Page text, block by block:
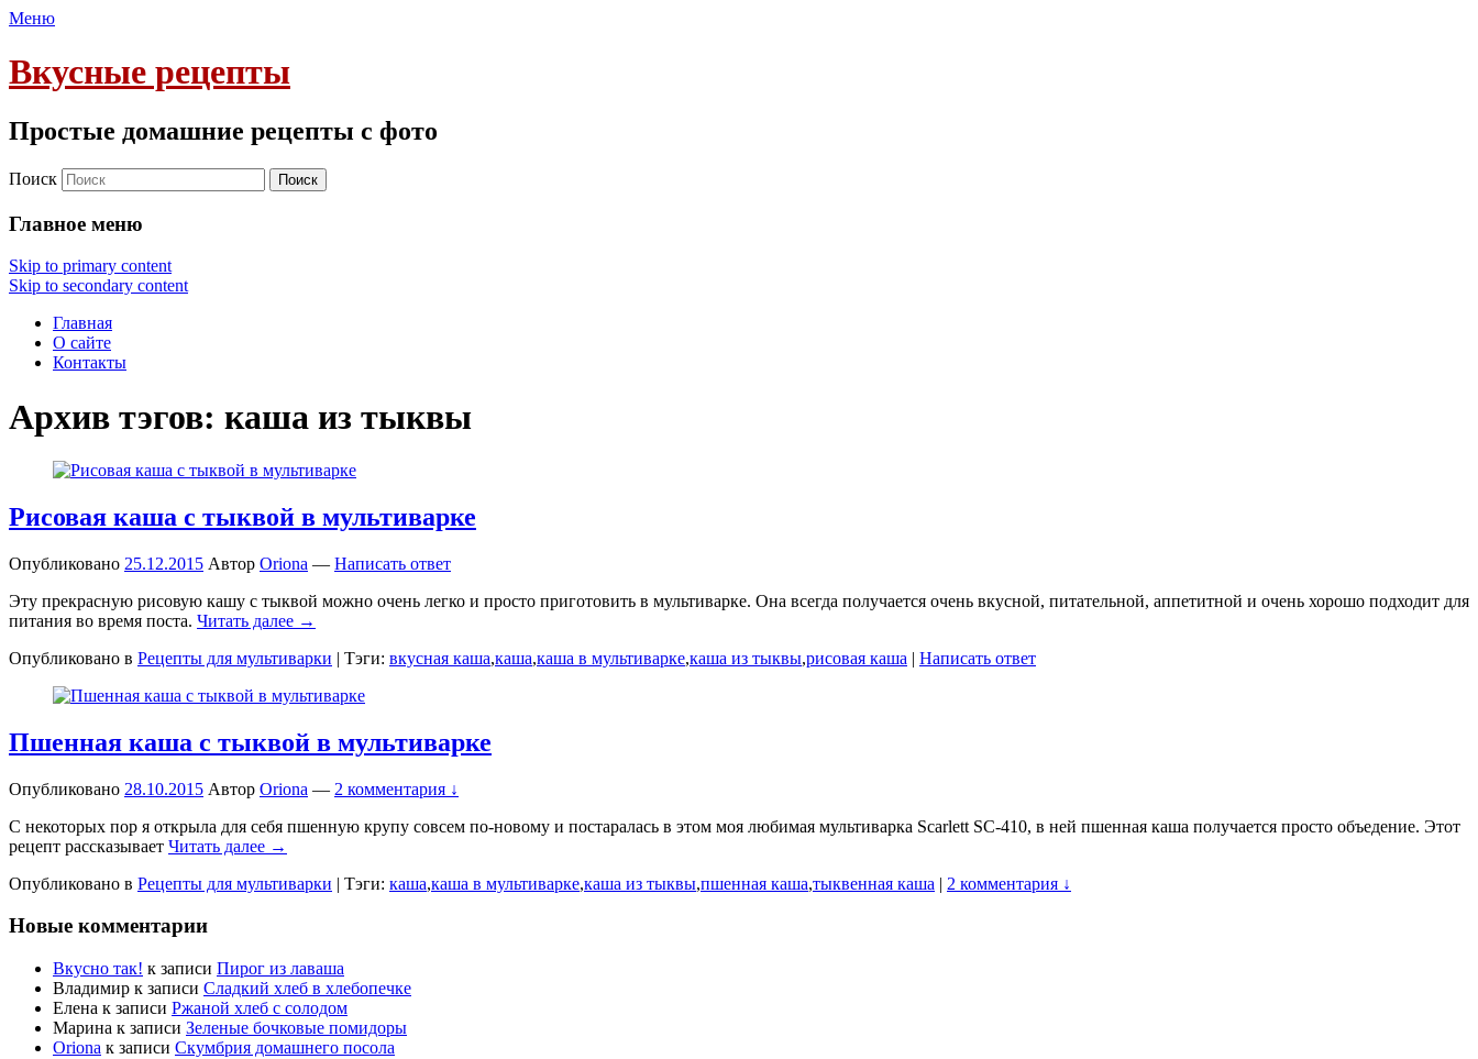
Меню
Вкусные рецепты
Простые домашние рецепты с фото
Поиск
Главное меню
Skip to primary content
Skip to secondary content
Главная
О сайте
Контакты
Архив тэгов: каша из тыквы
Рисовая каша с тыквой в мультиварке
Опубликовано 25.12.2015 Автор Oriona — Написать ответ
Эту прекрасную рисовую кашу с тыквой можно очень легко и просто приготовить в мультиварке. Она всегда получается очень вкусной, питательной, аппетитной и очень хорошо подходит для
питания во время поста. Читать далее →
Опубликовано в Рецепты для мультиварки | Тэги: вкусная каша,каша,каша в мультиварке,каша из тыквы,рисовая каша | Написать ответ
Пшенная каша с тыквой в мультиварке
Опубликовано 28.10.2015 Автор Oriona — 2 комментария ↓
С некоторых пор я открыла для себя пшенную крупу совсем по-новому и постаралась в этом моя любимая мультиварка Scarlett SC-410, в ней пшенная каша получается просто объедение. Этот
рецепт рассказывает Читать далее →
Опубликовано в Рецепты для мультиварки | Тэги: каша,каша в мультиварке,каша из тыквы,пшенная каша,тыквенная каша | 2 комментария ↓
Новые комментарии
Вкусно так! к записи Пирог из лаваша
Владимир к записи Сладкий хлеб в хлебопечке
Елена к записи Ржаной хлеб с солодом
Марина к записи Зеленые бочковые помидоры
Oriona к записи Скумбрия домашнего посола